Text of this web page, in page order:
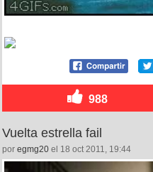
988
Vuelta estrella fail
por egmg20 el 18 oct 2011, 19:44